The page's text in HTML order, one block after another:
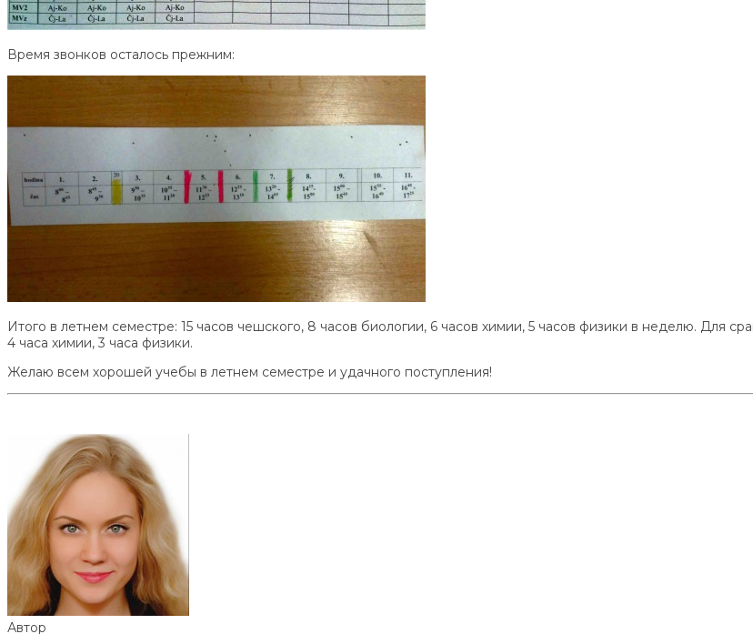
Время звонков осталось прежним:
Итого в летнем семестре: 15 часов чешского, 8 часов биологии, 6 часов химии, 5 часов физики в неделю. Для
4 часа химии, 3 часа физики.
Желаю всем хорошей учебы в летнем семестре и удачного поступления!
Автор